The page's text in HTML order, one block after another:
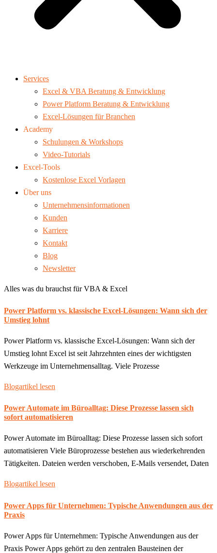
Services
Excel & VBA Beratung & Entwicklung
Power Platform Beratung & Entwicklung
Excel-Lösungen für Branchen
Academy
Schulungen & Workshops
Video-Tutorials
Excel-Tools
Kostenlose Excel Vorlagen
Über uns
Unternehmensinformationen
Kunden
Karriere
Kontakt
Blog
Newsletter
Alles was du brauchst für VBA & Excel
Power Platform vs. klassische Excel-Lösungen: Wann sich der
Umstieg lohnt
Power Platform vs. klassische Excel-Lösungen: Wann sich der
Umstieg lohnt Excel ist seit Jahrzehnten eines der wichtigsten
Werkzeuge im Unternehmensalltag. Viele Prozesse
Blogartikel lesen
Power Automate im Büroalltag: Diese Prozesse lassen sich
sofort automatisieren
Power Automate im Büroalltag: Diese Prozesse lassen sich sofort
automatisieren Viele Büroprozesse bestehen aus wiederkehrenden
Tätigkeiten. Dateien werden verschoben, E-Mails versendet, Daten
Blogartikel lesen
Power Apps für Unternehmen: Typische Anwendungen aus der
Praxis
Power Apps für Unternehmen: Typische Anwendungen aus der
Praxis Power Apps gehört zu den zentralen Bausteinen der